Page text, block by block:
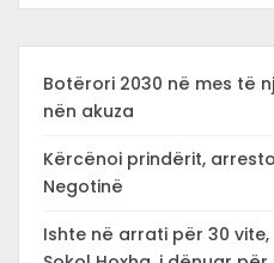
Botërori 2030 në mes të
nën akuza
Kërcënoi prindërit,
Negotinë
Ishte në arrati për 30